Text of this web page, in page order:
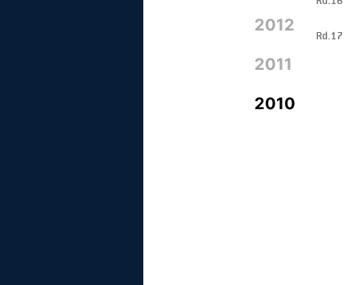
2012
2011
2010